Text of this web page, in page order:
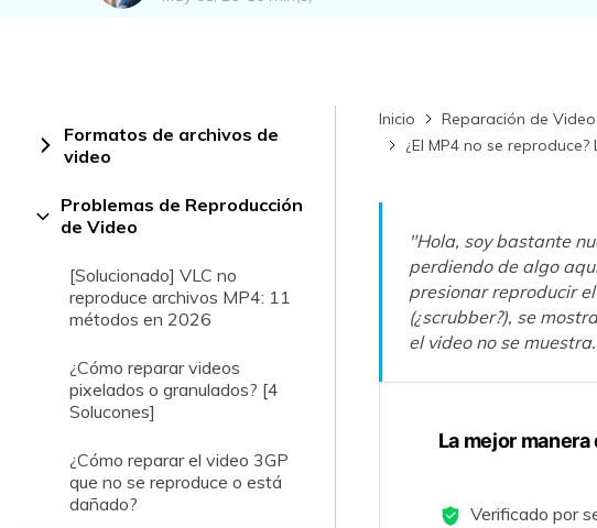
Formatos de archivos de
video
Problemas de Reproducción
de Video
[Solucionado] VLC no
reproduce archivos MP4: 11
métodos en 2026
¿Cómo reparar videos
pixelados o granulados? [4
Solucones]
¿Cómo reparar el video 3GP
que no se reproduce o está
dañado?
Inicio
Reparación de Video
¿El MP4 no se
"Hola, soy bastante
perdiendo de algo
presionar reproducir
(¿scrubber?), se
el video no se
La mejor
Verificado por